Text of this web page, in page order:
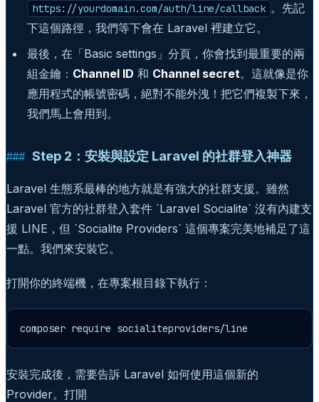
https://yourdomain.com/auth/line/callback 。先記
下這個路徑，我們等下會在 Laravel 裡建立它。
最後，在「Basic settings」分頁，你會找到最重要的兩
組金鑰： Channel ID 和 Channel secret。這就像是你
應用程式的帳號密碼，絕對不能外洩！把它們複製下來，
我們馬上會用到。
Step 2：安裝與設定 Laravel 的社群登入神器
Laravel 生態系最棒的地方就是有強大的社群支援。雖然
Laravel 官方的社群登入套件 `Laravel Socialite` 沒有內建支
援 LINE，但 `Socialite Providers` 這個專案完美地補足了這
一點。我們來安裝它。
打開你的終端機，在專案根目錄下執行：
composer require socialiteproviders/line
安裝完成後，需要告訴 Laravel 如何使用這個新的
Provider。打開